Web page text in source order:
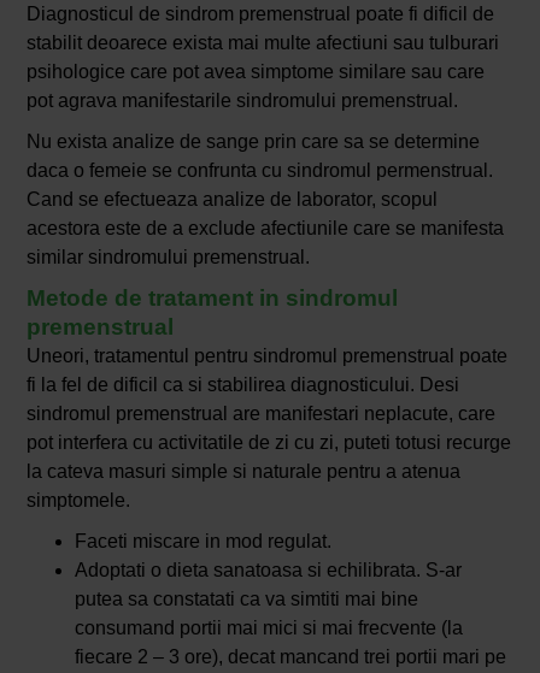
Diagnosticul de sindrom premenstrual poate fi dificil de
stabilit deoarece exista mai multe afectiuni sau tulburari
psihologice care pot avea simptome similare sau care
pot agrava manifestarile sindromului premenstrual.
Nu exista analize de sange prin care sa se determine
daca o femeie se confrunta cu sindromul permenstrual.
Cand se efectueaza analize de laborator, scopul
acestora este de a exclude afectiunile care se manifesta
similar sindromului premenstrual.
Metode de tratament in sindromul
premenstrual
Uneori, tratamentul pentru sindromul premenstrual poate
fi la fel de dificil ca si stabilirea diagnosticului. Desi
sindromul premenstrual are manifestari neplacute, care
pot interfera cu activitatile de zi cu zi, puteti totusi recurge
la cateva masuri simple si naturale pentru a atenua
simptomele.
Faceti miscare in mod regulat.
Adoptati o dieta sanatoasa si echilibrata. S-ar
putea sa constatati ca va simtiti mai bine
consumand portii mai mici si mai frecvente (la
fiecare 2 – 3 ore), decat mancand trei portii mari pe